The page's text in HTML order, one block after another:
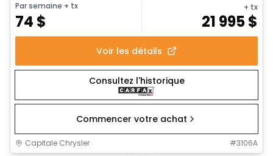
Par semaine + tx
74 $
+ tx
21 995$
Voir les détails
Consultez l'historique
Commencer votre achat
Capitale Chrysler #3106A